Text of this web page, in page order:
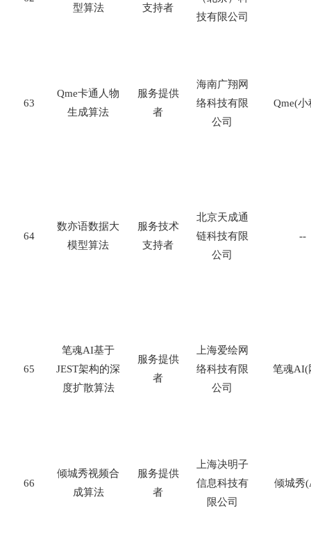
型算法
支持者
技有限公司
63
Qme卡通人物
生成算法
服务提供
者
海南广翔网
络科技有限
公司
Qme(小
64
数亦语数据大
模型算法
服务技术
支持者
北京天成通
链科技有限
公司
--
65
笔魂AI基于
JEST架构的深
度扩散算法
服务提供
者
上海爱绘网
络科技有限
公司
笔魂AI(
66
倾城秀视频合
成算法
服务提供
者
上海决明子
信息科技有
限公司
倾城秀